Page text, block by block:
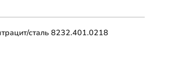
сталь 8232.401.0218